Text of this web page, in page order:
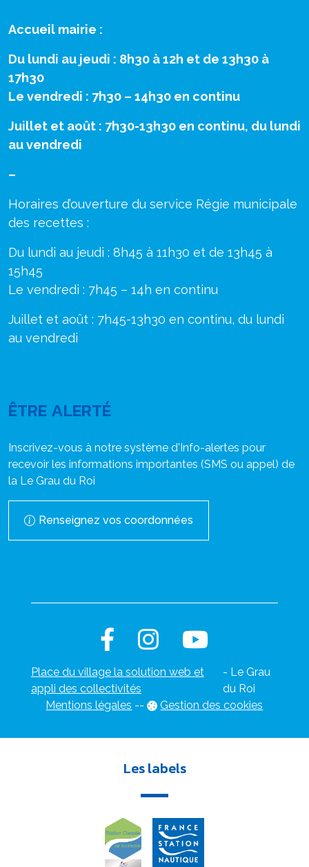
Accueil mairie :
Du lundi au jeudi : 8h30 à 12h et de 13h30 à
17h30
Le vendredi : 7h30 – 14h30 en continu
Juillet et août : 7h30-13h30 en continu, du lundi
au vendredi
–
Horaires d’ouverture du service Régie municipale
des recettes :
Du lundi au jeudi : 8h45 à 11h30 et de 13h45 à
15h45
Le vendredi : 7h45 – 14h en continu
Juillet et août : 7h45-13h30 en continu, du lundi
au vendredi
ÊTRE ALERTÉ
Inscrivez-vous à notre système d'Info-alertes pour
recevoir les informations importantes (SMS ou appel) de
la Le Grau du Roi
Renseignez vos coordonnées
Place du village la solution web et
appli des collectivités
- Le Grau
du Roi
Mentions légales -- Gestion des cookies
Les labels